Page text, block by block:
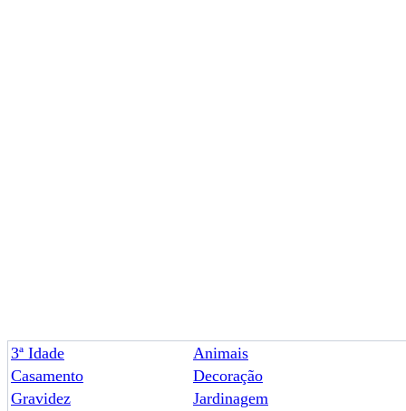
3ª Idade
Animais
Casamento
Decoração
Gravidez
Jardinagem